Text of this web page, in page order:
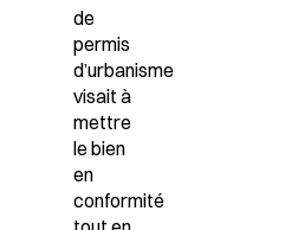
de
permis
d’urbanisme
visait à
mettre
le bien
en
conformité